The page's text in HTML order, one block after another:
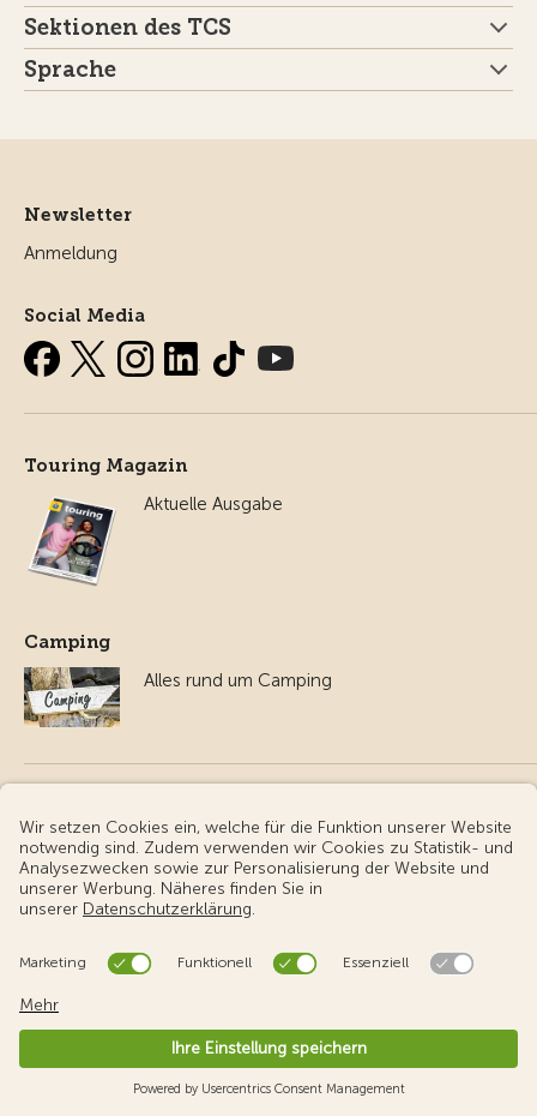
Sektionen des TCS
Sprache
Newsletter
Anmeldung
Social Media
Touring Magazin
Aktuelle Ausgabe
Camping
Alles rund um Camping
Apps
TCS App
Partner-Websites
TCS Clubshop